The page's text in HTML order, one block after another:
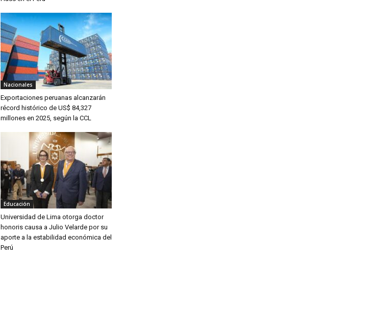
Nacionales
Exportaciones peruanas alcanzarán
récord histórico de US$ 84,327
millones en 2025, según la CCL
Educación
Universidad de Lima otorga doctor
honoris causa a Julio Velarde por su
aporte a la estabilidad económica del
Perú